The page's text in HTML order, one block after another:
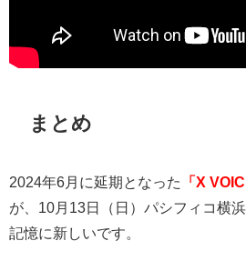
まとめ
2024年6 月に延期となった
「X
が、 10 月 13日（日）パシフィコ横
記憶に新しいです。